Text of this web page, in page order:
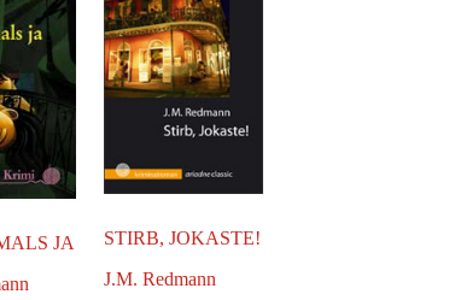
JA
STIRB, JOKASTE!
J.M. Redmann